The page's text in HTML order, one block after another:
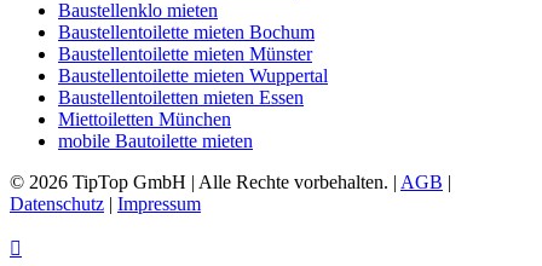
Baustellenklo mieten
Baustellentoilette mieten Bochum
Baustellentoilette mieten Münster
Baustellentoilette mieten Wuppertal
Baustellentoiletten mieten Essen
Miettoiletten München
mobile Bautoilette mieten
© 2026 TipTop GmbH | Alle Rechte vorbehalten. | AGB |
Datenschutz | Impressum
